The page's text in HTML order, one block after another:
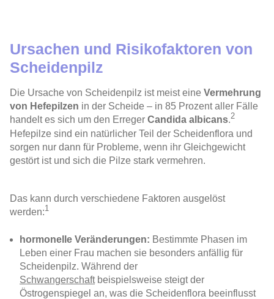
Ursachen und Risikofaktoren von
Scheidenpilz
Die Ursache von Scheidenpilz ist meist eine Vermehrung
von Hefepilzen in der Scheide – in 85 Prozent aller Fälle
handelt es sich um den Erreger Candida albicans.2
Hefepilze sind ein natürlicher Teil der Scheidenflora und
sorgen nur dann für Probleme, wenn ihr Gleichgewicht
gestört ist und sich die Pilze stark vermehren.
Das kann durch verschiedene Faktoren ausgelöst
werden:1
hormonelle Veränderungen: Bestimmte Phasen im
Leben einer Frau machen sie besonders anfällig für
Scheidenpilz. Während der
Schwangerschaftbeispielsweise steigt der
Östrogenspiegel an, was die Scheidenflora beeinflusst